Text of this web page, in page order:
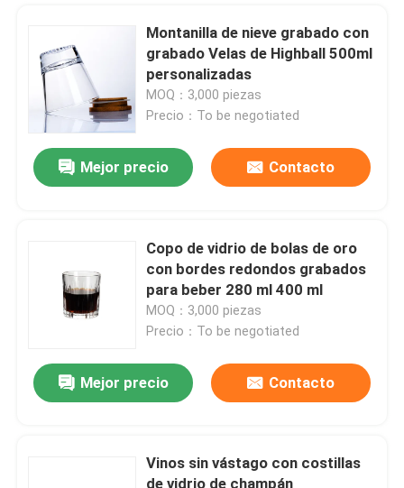
Montanilla de nieve grabado con
grabado Velas de Highball 500ml
personalizadas
MOQ：3,000 piezas
Precio：To be negotiated
Mejor precio Contacto
Copo de vidrio de bolas de oro
con bordes redondos grabados
para beber 280 ml 400 ml
MOQ：3,000 piezas
Precio：To be negotiated
Mejor precio Contacto
Vinos sin vástago con costillas
de vidrio de champán